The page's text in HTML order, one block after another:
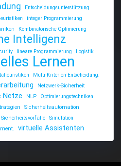
Entscheidungsunterstützung
integer Programmierung
Kombinatorische Optimierung
Intelligenz
lineare Programmierung Logistik
Lernen
Multi-Kriterien-Entscheidung.
Netzwerk-Sicherheit
Netze NLP
Optimierungstechniken
Sicherheitsautomation
Sicherheitsvorfälle
Simulation
virtuelle Assistenten